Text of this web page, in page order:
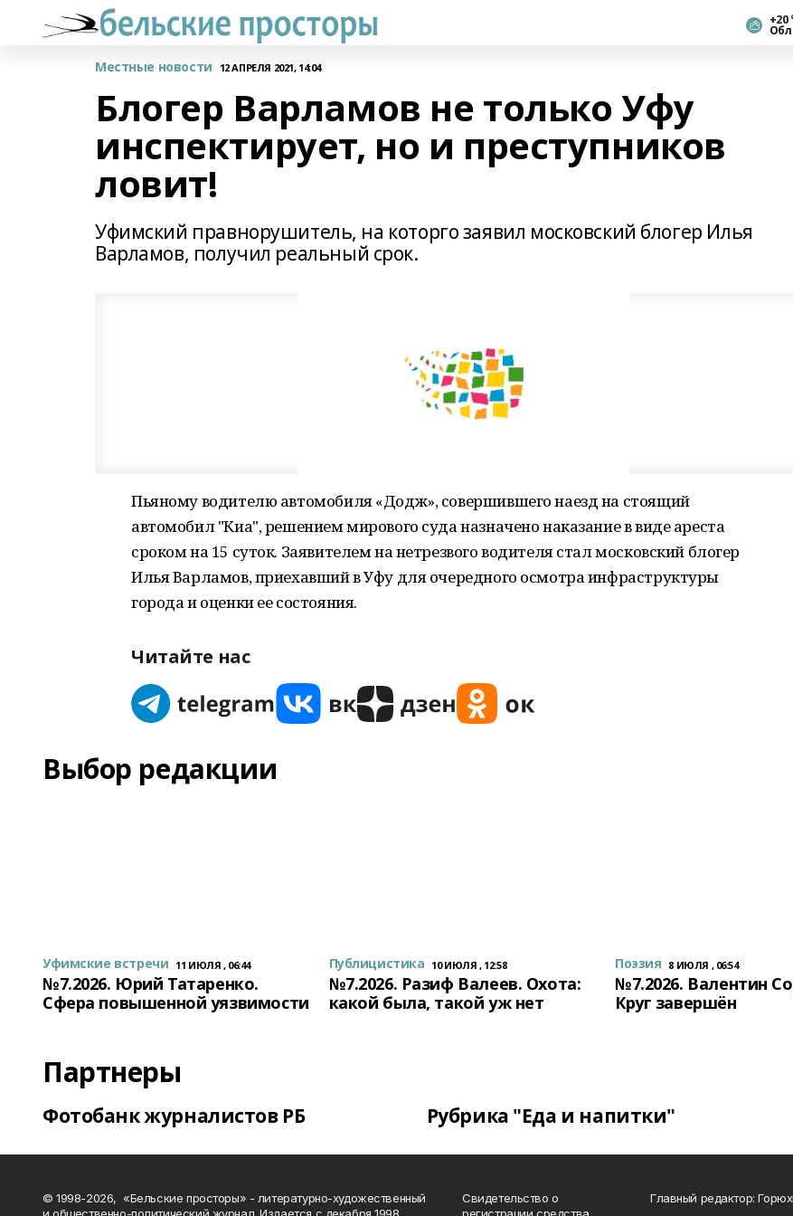
+20
Местные новости 12 АПРЕЛЯ 2021, 14:04
Блогер Варламов не только Уфу
инспектирует, но и преступников
ловит!
Уфимский правнорушитель, на которго заявил московский блогер Илья
Варламов, получил реальный срок.
Пьяному водителю автомобиля «Додж», совершившего наезд на стоящий
автомобил "Киа", решением мирового суда назначено наказание в виде ареста
сроком на 15 суток. Заявителем на нетрезвого водителя стал московский блогер
Илья Варламов, приехавший в Уфу для очередного осмотра инфраструктуры
города и оценки ее состояния.
Читайте нас
Выбор редакции
Уфимские встречи 11 ИЮЛЯ , 06:44
№7.2026. Юрий Татаренко.
Сфера повышенной уязвимости
Публицистика 10 ИЮЛЯ , 12:58
№7.2026. Разиф Валеев. Охота:
какой была, такой уж нет
Поэзия 8 ИЮЛЯ , 06:54
№7.2026. Валентин
Круг завершён
Партнеры
Фотобанк журналистов РБ Рубрика "Еда и напитки"
© 1998-2026, «Бельские просторы» - литературно-художественный
Свидетельство о
Главный редактор: